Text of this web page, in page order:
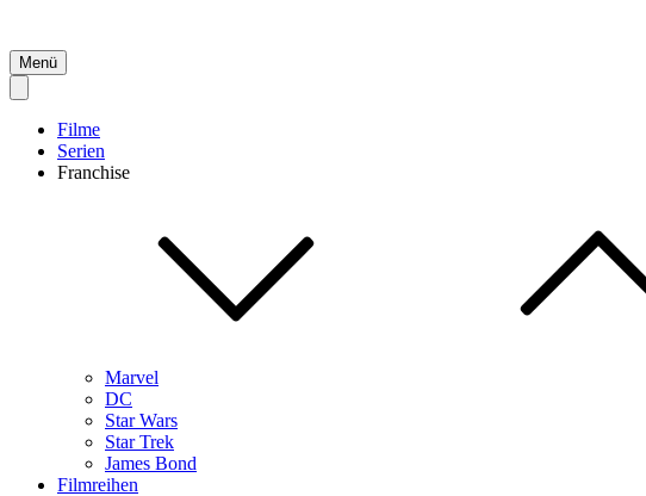
Menü
Filme
Serien
Franchise
Marvel
DC
Star Wars
Star Trek
James Bond
Filmreihen